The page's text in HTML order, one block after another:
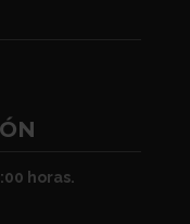
horas.